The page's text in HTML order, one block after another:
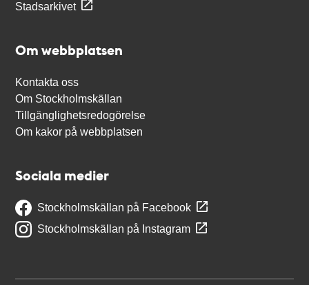
Stadsarkivet
Om webbplatsen
Kontakta oss
Om Stockholmskällan
Tillgänglighetsredogörelse
Om kakor på webbplatsen
Sociala medier
Stockholmskällan på Facebook
Stockholmskällan på Instagram